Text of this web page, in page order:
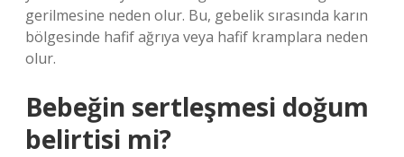
gerilmesine neden olur. Bu, gebelik sırasında karın
bölgesinde hafif ağrıya veya hafif kramplara neden
olur.
Bebeğin sertleşmesi doğum
belirtisi mi?